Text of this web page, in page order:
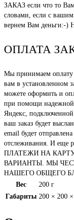
ЗАКАЗ если что то
словами, если с вашим
вернем Вам деньги:-)
ОПЛАТА
Мы принимаем оплату
вам в установленном
можете оформить и
при помощи надежной
Яндекс,
ваш заказ будет
email будет
отслеживания. И
ПЛАТЕЖИ НА
ВАРИАНТЫ. МЫ
НАШЕГО ОБЩЕГО
Вес
200 г
Габариты 200 × 200